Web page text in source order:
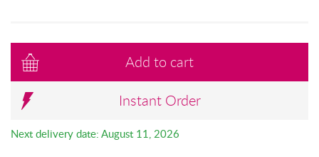
Add to cart
Instant Order
Next delivery date: August 11, 2026